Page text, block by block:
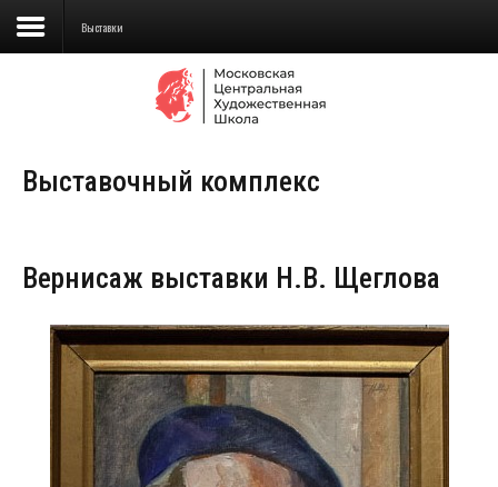
Сведения об образовательной
Школа
Детская Художественная школа
Поступающим
Подготовка
Образование
Доп. образование
Выставки
Выставочный комплекс
Вернисаж выставки Н.В. Щеглова